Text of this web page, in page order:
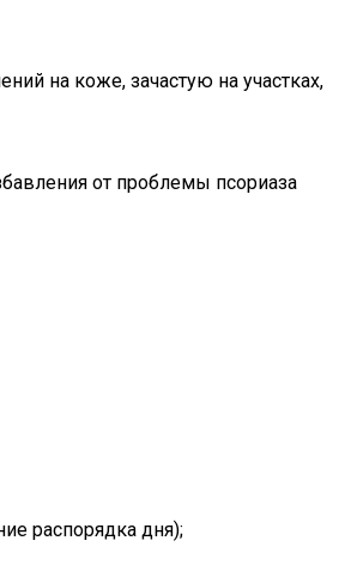
на коже, зачастую на участках,
от проблемы псориаза
распорядка дня);